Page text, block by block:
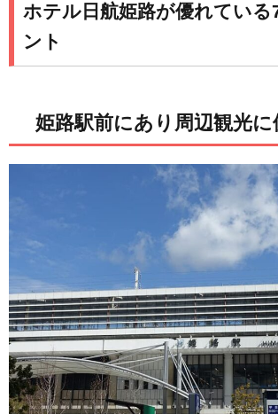
ホテル日航姫路が優れている
ント
姫路駅前にあり周辺観光に